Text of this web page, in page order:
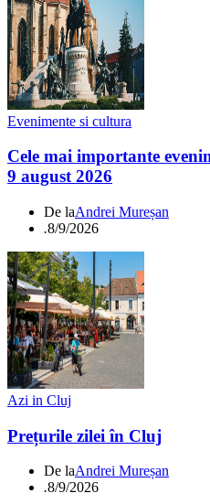
Evenimente si cultura
Cele mai importante
9 august 2026
De laAndrei Mureșan
.8/9/2026
Azi in Cluj
Prețurile zilei în Cluj
De laAndrei Mureșan
.8/9/2026